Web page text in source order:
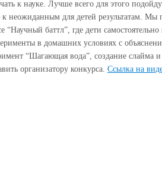
к науке. Лучше всего для этого
неожиданным для детей результатам. Мы
баттл”, где дети самостоятельно
в домашних условиях с
“Шагающая вода”, создание слайма
организатору конкурса. Ccылка на